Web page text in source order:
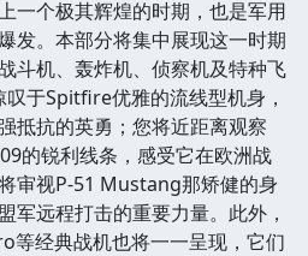
一个极其辉煌的时期，也是军用
发。本部分将集中展现这一时期
斗机、轰炸机、侦察机及特种飞
于Spitfire优雅的流线型机身，
抵抗的英勇；您将近距离观察
的锐利线条，感受它在欧洲战
审视P-51 Mustang那矫健的身
军远程打击的重要力量。此外，
等经典战机也将一一呈现，它们